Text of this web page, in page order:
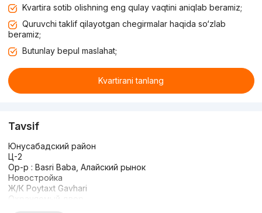
Kvartira sotib olishning eng qulay vaqtini aniqlab beramiz;
Quruvchi taklif qilayotgan chegirmalar haqida so‘zlab
beramiz;
Butunlay bepul maslahat;
Kvartirani tanlang
Tavsif
Юнусабадский район
Ц-2
Ор-р : Basri Baba, Алайский рынок
Новостройка
Ж/К Poytaxt Gavhari
Охраняемый двор